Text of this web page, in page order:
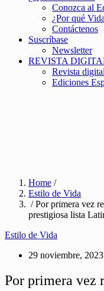
Conozca al
¿Por qué
Contáctenos
Suscríbase
Newsletter
REVISTA
Revista digital
Ediciones
Home /
Estilo de Vida
/ Por primera vez
prestigiosa lista
Estilo de Vida
29 noviembre, 2023
Por primera vez